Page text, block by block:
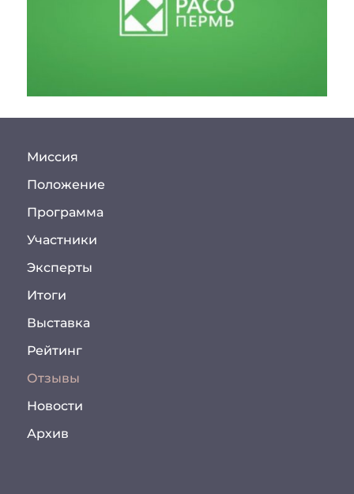
Миссия
Положение
Программа
Участники
Эксперты
Итоги
Выставка
Рейтинг
Отзывы
Новости
Архив